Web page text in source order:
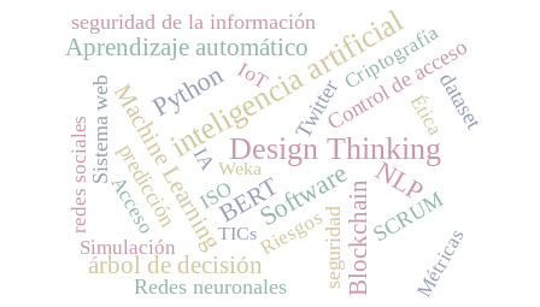
Design Thinking
inteligencia artificial
Python
Software NLP
Machine LearningBERT
Aprendizaje automático
Blockchain
árbol de decisión
Sistema web
SCRUM
seguridad de la información
seguridad
Twitter
Redes neuronales
Control de acceso
predicción
dataset
ISO
Simulación Riesgos Métricas
Criptografía
redes sociales Ética
IA
Acceso
IoT
Weka
TICs